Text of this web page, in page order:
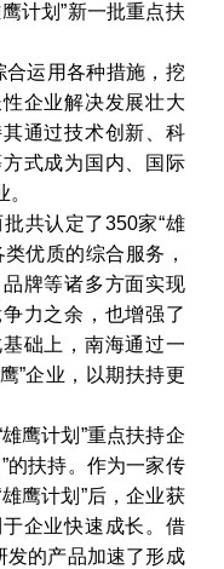
计划”新一批重点扶
运用各种措施，挖
企业解决发展壮大
通过技术创新、科
式成为国内、国际
共认定了350家“雄
优质的综合服务，
牌等诸多方面实现
力之余，也增强了
础上，南海通过一
”企业，以期扶持更
鹰计划”重点扶持企
的扶持。作为一家传
鹰计划”后，企业获
企业快速成长。借
发的产品加速了形成